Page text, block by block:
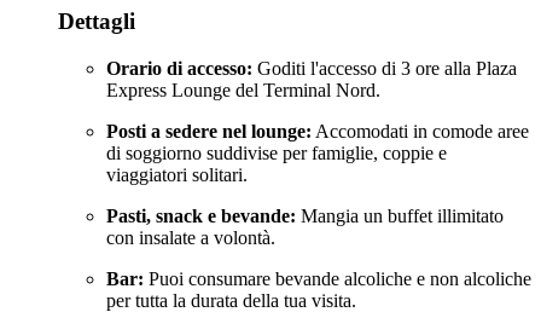
Dettagli
Orario di accesso: Goditi l'accesso di 3 ore alla Plaza
Express Lounge del Terminal Nord.
Posti a sedere nel lounge: Accomodati in comode aree
di soggiorno suddivise per famiglie, coppie e
viaggiatori solitari.
Pasti, snack e bevande: Mangia un buffet illimitato
con insalate a volontà.
Bar: Puoi consumare bevande alcoliche e non alcoliche
per tutta la durata della tua visita.